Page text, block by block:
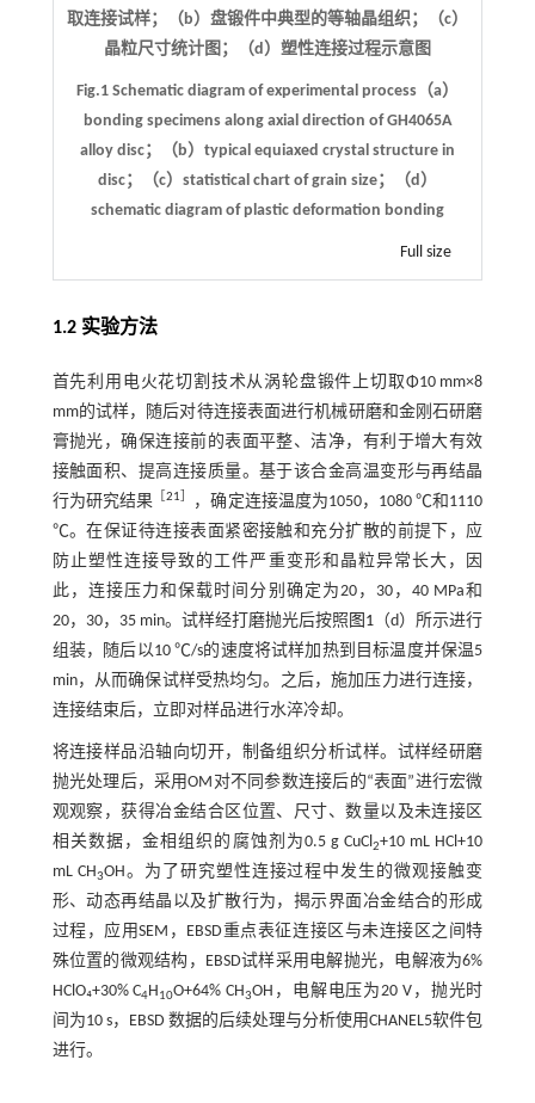
取连接试样；（b）盘锻件中典型的等轴晶组织；（c）
晶粒尺寸统计图；（d）塑性连接过程示意图
Fig.1 Schematic diagram of experimental process（a）
bonding specimens along axial direction of GH4065A
alloy disc；（b）typical equiaxed crystal structure in
disc；（c）statistical chart of grain size；（d）
schematic diagram of plastic deformation bonding
Full size
1.2 实验方法
首先利用电火花切割技术从涡轮盘锻件上切取Φ10 mm×8
mm的试样，随后对待连接表面进行机械研磨和金刚石研磨
膏抛光，确保连接前的表面平整、洁净，有利于增大有效
接触面积、提高连接质量。基于该合金高温变形与再结晶
行为研究结果 ［21
，确定连接温度为1050，1080 ℃和1110
℃。在保证待连接表面紧密接触和充分扩散的前提下，应
防止塑性连接导致的工件严重变形和晶粒异常长大，因
此，连接压力和保载时间分别确定为20，30，40 MPa和
20，30，35 min。试样经打磨抛光后按照 图1 （d）所示进行
组装，随后以10 ℃/s的速度将试样加热到目标温度并保温5
min，从而确保试样受热均匀。之后，施加压力进行连接，
连接结束后，立即对样品进行水淬冷却。
将连接样品沿轴向切开，制备组织分析试样。试样经研磨
抛光处理后，采用OM对不同参数连接后的“表面”进行宏微
观观察，获得冶金结合区位置、尺寸、数量以及未连接区
相关数据，金相组织的腐蚀剂为0.5 g CuCl2+10 mL HCl+10
mL CH3OH。为了研究塑性连接过程中发生的微观接触变
形、动态再结晶以及扩散行为，揭示界面冶金结合的形成
过程，应用SEM，EBSD重点表征连接区与未连接区之间特
殊位置的微观结构，EBSD试样采用电解抛光，电解液为6%
HClO₄+30% C4H 10O+64% CH3OH，电解电压为20 V，抛光时
间为10 s，EBSD 数据的后续处理与分析使用CHANEL5软件包
进行。